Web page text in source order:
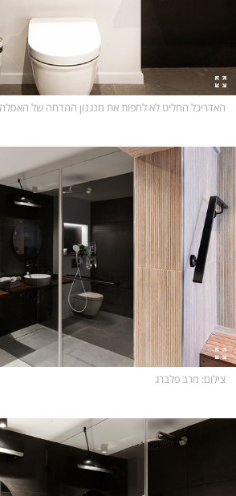
האדריכל החליט לא לחפות את מנגנון ההדחה של האסלה
צילום : מרב פלברג